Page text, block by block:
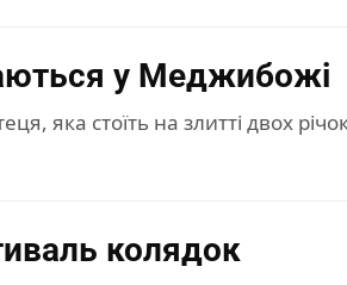
у Меджибожі
яка стоїть на злитті двох
колядок